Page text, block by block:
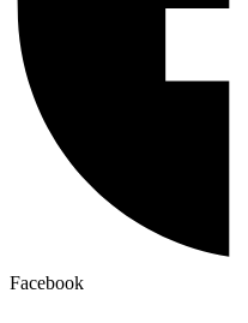
Facebook